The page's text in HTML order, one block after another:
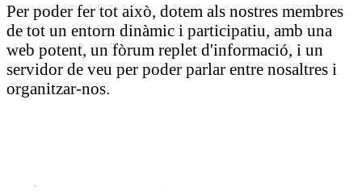
Per poder fer tot això, dotem als nostres membres
de tot un entorn dinàmic i participatiu, amb una
web potent, un fòrum replet d'informació, i un
servidor de veu per poder parlar entre nosaltres i
organitzar-nos.